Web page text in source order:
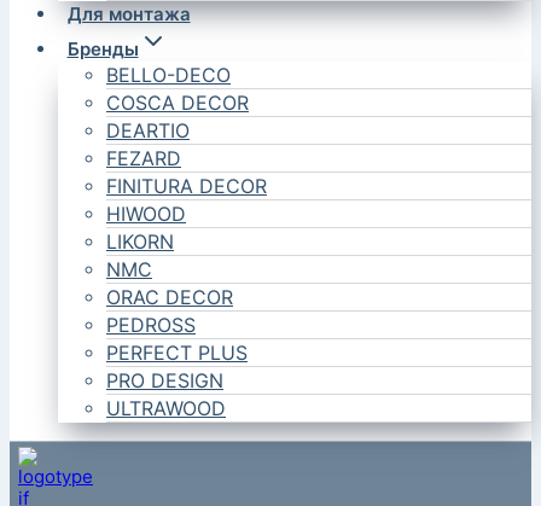
Для монтажа
Бренды
BELLO-DECO
COSCA DECOR
DEARTIO
FEZARD
FINITURA DECOR
HIWOOD
LIKORN
NMC
ORAC DECOR
PEDROSS
PERFECT PLUS
PRO DESIGN
ULTRAWOOD